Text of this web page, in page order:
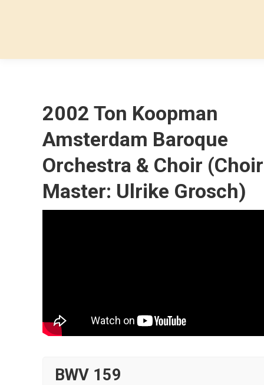
2002 Ton Koopman
Amsterdam Baroque
Orchestra & Choir (Choir
Master: Ulrike Grosch)
BWV 159